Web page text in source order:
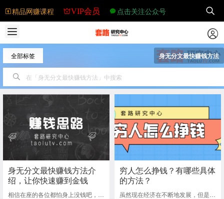
精品网赚课程 VIP会员 点击关注公众号
全部标签 身无分文最快赚钱方法
身无分文最快赚钱方法介
绍，让你快速赚到金钱
相信在座的各位都怕身上没钱吧，毕
穷人怎么挣钱？有哪些具体
的方法？
虽然现在经济在不断地发展，但是仍